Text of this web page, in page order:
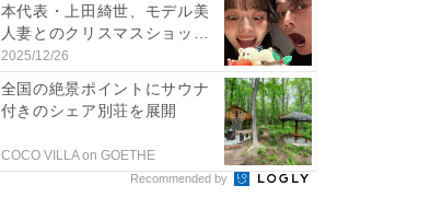
本代表・上田綺世、モデル美
人妻とのクリスマスショット
に...
2025/12/26
全国の絶景ポイントにサウナ
付きのシェア別荘を展開
COCO VILLA on GOETHE
Recommended by